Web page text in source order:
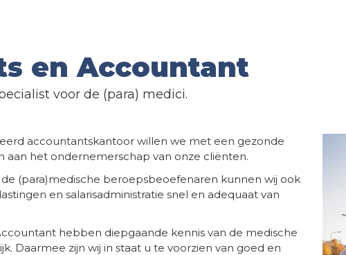
en Accountant
voor de (para) medici.
accountantskantoor willen we met een gezonde
aan het ondernemerschap van onze cliënten.
(para)medische beroepsbeoefenaren kunnen wij ook
en salarisadministratie snel en adequaat van
hebben diepgaande kennis van de medische
Daarmee zijn wij in staat u te voorzien van goed en